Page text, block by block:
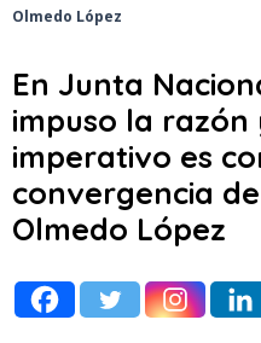
Olmedo López
En Junta
impuso la razón
imperativo es
convergencia
Olmedo López